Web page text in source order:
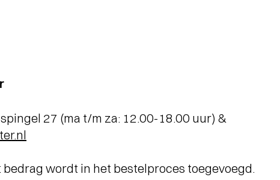
27 (ma t/m za: 12.00-18.00 uur) &
wordt in het bestelproces toegevoegd.